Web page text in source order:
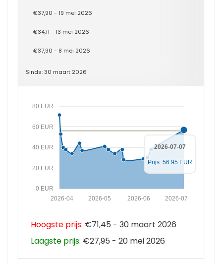
€37,90 - 19 mei 2026
€34,11 - 13 mei 2026
€37,90 - 8 mei 2026
Sinds: 30 maart 2026
0 EUR
20 EUR
40 EUR
60 EUR
80 EUR
2026-07
2026-06
2026-05
2026-04
2026-07-07
Prijs: 56.95 EUR
Hoogste prijs: €71,45 - 30 maart 2026
Laagste prijs: €27,95 - 20 mei 2026